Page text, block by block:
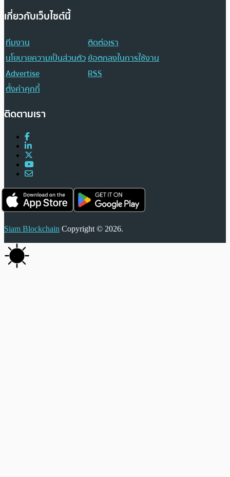
เกี่ยวกับเว็บไซต์นี้
ทีมงาน
ติดต่อเรา
นโยบายความเป็นส่วนตัวข้อตกลงในการใช้งาน
Advertise
RSS
ตั้งค่าคุกกี้
ติดตามเรา
Siam Blockchain Copyright © 2026.